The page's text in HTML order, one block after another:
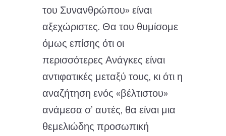
του Συνανθρώπου» είναι
αξεχώριστες. Θα του θυμίσομε
όμως επίσης ότι οι
περισσότερες Ανάγκες είναι
αντιφατικές μεταξύ τους, κι ότι η
αναζήτηση ενός «βέλτιστου»
ανάμεσα σ’ αυτές, θα είναι μια
θεμελιώδης προσωπική